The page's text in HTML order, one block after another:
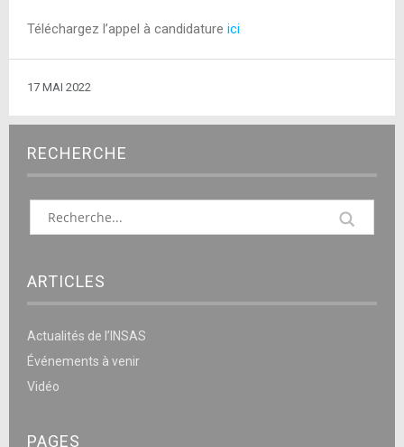
Téléchargez l’appel à candidature ici
17 MAI 2022
RECHERCHE
ARTICLES
Actualités de l’INSAS
Événements à venir
Vidéo
PAGES